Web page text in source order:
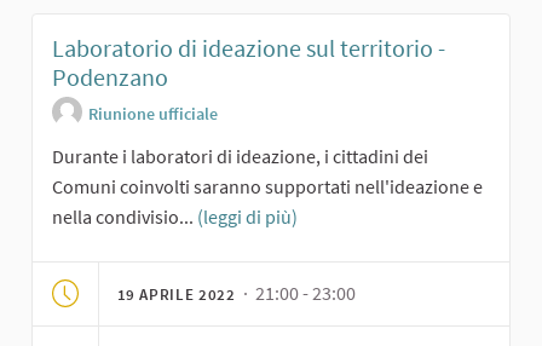
Laboratorio di ideazione sul territorio -
Podenzano
Riunione ufficiale
Durante i laboratori di ideazione, i cittadini dei
Comuni coinvolti saranno supportati nell'ideazione e
nella condivisio... (leggi di più)
19 APRILE 2022 · 21:00 - 23:00